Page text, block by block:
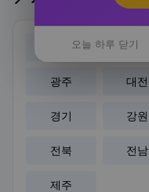
부산
광주 대전
경기 강원
전북 전남
제주
오늘 하루 닫기